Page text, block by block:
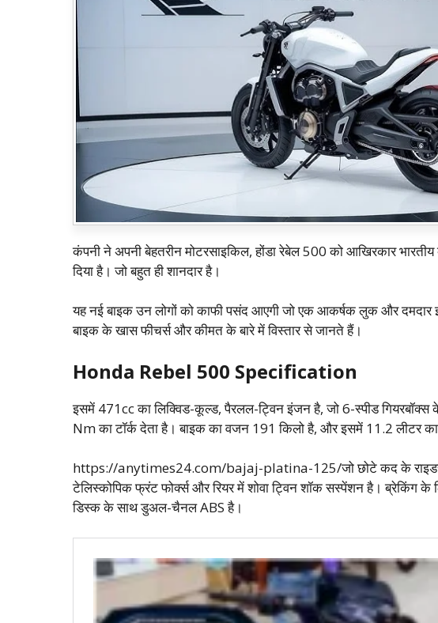
कंपनी ने अपनी बेहतरीन मोटरसाइकिल, होंडा रेबेल 500 को आखिरकार
दिया है। जो बहुत ही शानदार है।
यह नई बाइक उन लोगों को काफी पसंद आएगी जो एक आकर्षक लुक और दमदार
बाइक के खास फीचर्स और कीमत के बारे में विस्तार से जानते हैं।
Honda Rebel 500 Specification
इसमें 471cc का लिक्विड-कूल्ड, पैरलल-ट्विन इंजन है, जो 6-स्पीड
Nm का टॉर्क देता है। बाइक का वजन 191 किलो है, और इसमें 11.2 लीटर
https://anytimes24.com/bajaj-platina-125/जो छोटे कद के
टेलिस्कोपिक फ्रंट फोर्क्स और रियर में शोवा ट्विन शॉक सस्पेंशन है।
डिस्क के साथ डुअल-चैनल ABS है।